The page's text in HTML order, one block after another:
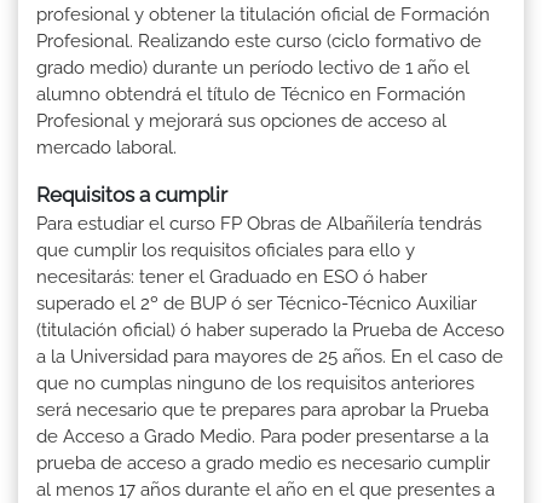
profesional y obtener la titulación oficial de Formación
Profesional. Realizando este curso (ciclo formativo de
grado medio) durante un período lectivo de 1 año el
alumno obtendrá el título de Técnico en Formación
Profesional y mejorará sus opciones de acceso al
mercado laboral.
Requisitos a cumplir
Para estudiar el curso FP Obras de Albañilería tendrás
que cumplir los requisitos oficiales para ello y
necesitarás: tener el Graduado en ESO ó haber
superado el 2º de BUP ó ser Técnico-Técnico Auxiliar
(titulación oficial) ó haber superado la Prueba de Acceso
a la Universidad para mayores de 25 años. En el caso de
que no cumplas ninguno de los requisitos anteriores
será necesario que te prepares para aprobar la Prueba
de Acceso a Grado Medio. Para poder presentarse a la
prueba de acceso a grado medio es necesario cumplir
al menos 17 años durante el año en el que presentes a